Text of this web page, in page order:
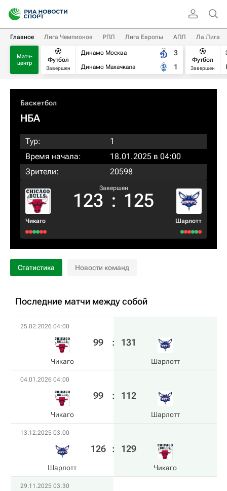
Главное Лига Чемпионов РПЛ Лига Европы АПЛ Ла Лига
Матч-
центр
Футбол
Завершен
Динамо Москва
Динамо Махачкала
3
1
Футбол
Завершен
Баскетбол
НБА
Тур:
1
Время начала:
18.01.2025 в 04:00
Зрители:
20598
Чикаго
Завершен
123 : 125
Шарлотт
Статистика Новости команд
Последние матчи между собой
25.02.2026 04:00
Чикаго
99 : 131
Шарлотт
04.01.2026 04:00
Чикаго
99 : 112
Шарлотт
13.12.2025 03:00
Шарлотт
126 : 129
Чикаго
29.11.2025 03:30